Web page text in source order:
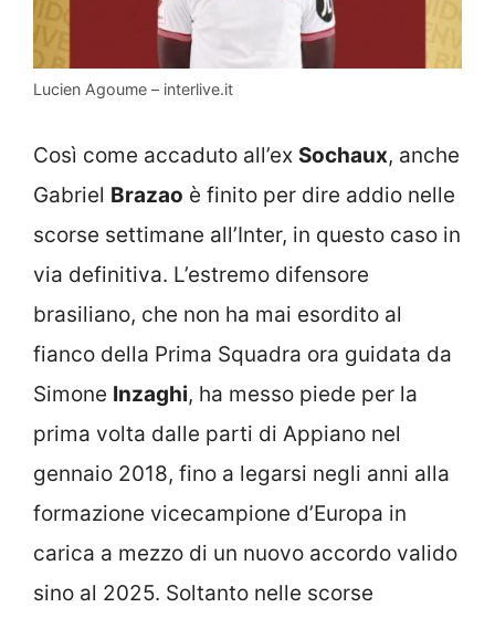
Lucien Agoume – interlive.it
Così come accaduto all’ex Sochaux, anche
Gabriel Brazao è finito per dire addio nelle
scorse settimane all’Inter, in questo caso in
via definitiva. L’estremo difensore
brasiliano, che non ha mai esordito al
fianco della Prima Squadra ora guidata da
Simone Inzaghi, ha messo piede per la
prima volta dalle parti di Appiano nel
gennaio 2018, fino a legarsi negli anni alla
formazione vicecampione d’Europa in
carica a mezzo di un nuovo accordo valido
sino al 2025. Soltanto nelle scorse